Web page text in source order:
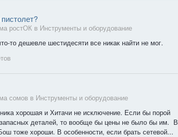
ростОК в Инструменты и оборудование
то дешевле шестидесяти все никак найти не мог.
сомов в Инструменты и оборудование
хорошая и Хитачи не исключение. Если бы порой
деталей, то вообще бы цены не было бы им. В
тоже хороши. В особенности, если брать сетевой...